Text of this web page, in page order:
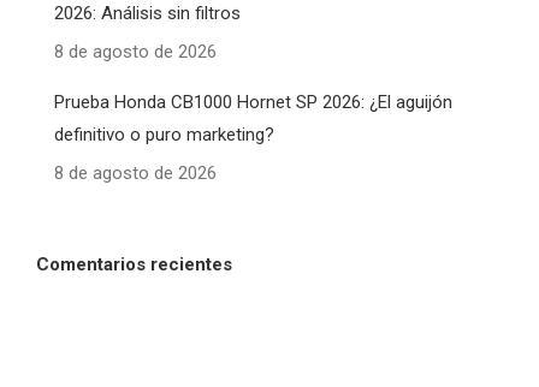
2026: Análisis sin filtros
8 de agosto de 2026
Prueba Honda CB1000 Hornet SP 2026: ¿El aguijón
definitivo o puro marketing?
8 de agosto de 2026
Comentarios recientes